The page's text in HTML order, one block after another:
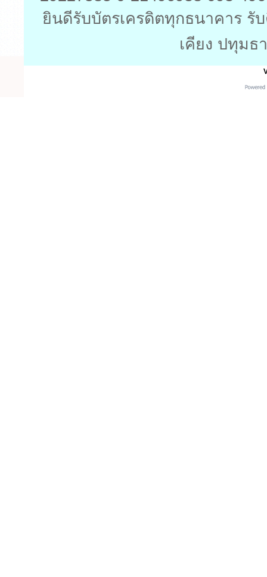
ยินดีรับบัตรเครดิตทุกธนาคาร รั
เคียง ปทุมธ